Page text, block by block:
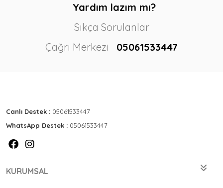
Yardım lazım mı?
Sıkça Sorulanlar
Çağrı Merkezi
05061533447
Canlı Destek : 05061533447
WhatsApp Destek : 05061533447
KURUMSAL